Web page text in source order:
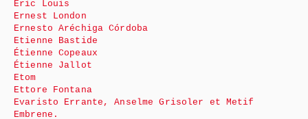
Eric Louis
Ernest London
Ernesto Aréchiga Córdoba
Etienne Bastide
Étienne Copeaux
Étienne Jallot
Etom
Ettore Fontana
Evaristo Errante, Anselme Grisoler et Metif
Embrene.